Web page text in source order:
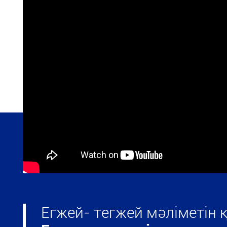
Егжей- тегжей мәліметін